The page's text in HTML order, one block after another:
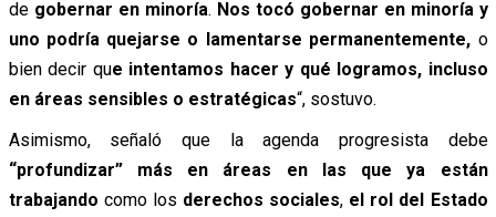
de gobernar en minoría. Nos tocó gobernar en minoría y
uno podría quejarse o lamentarse permanentemente, o
bien decir que intentamos hacer y qué logramos, incluso
en áreas sensibles o estratégicas“, sostuvo.
Asimismo, señaló que la agenda progresista debe
“profundizar” más en áreas en las que ya están
trabajando como los derechos sociales, el rol del Estado